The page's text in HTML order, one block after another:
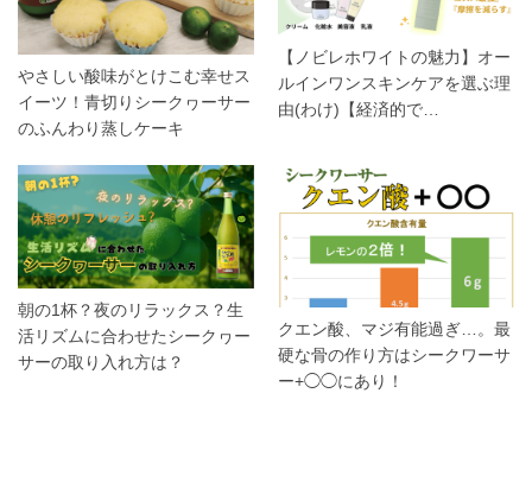
やさしい酸味がとけこむ幸せス
イーツ！青切りシークヮーサー
のふんわり蒸しケーキ
【ノビレホワイトの魅力】オー
ルインワンスキンケアを選ぶ理
由(わけ)【経済的で…
朝の1杯？夜のリラックス？生
活リズムに合わせたシークヮー
サーの取り入れ方は？
クエン酸、マジ有能過ぎ…。最
硬な骨の作り方はシークワーサ
ー+◯◯にあり！